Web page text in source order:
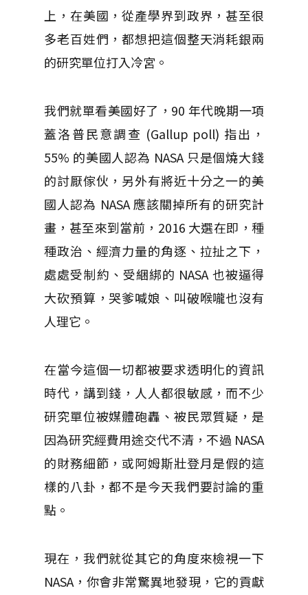
上，在美國，從產學界到政界，甚至很
多老百姓們，都想把這個整天消耗銀兩
的研究單位打入冷宮。
我們就單看美國好了，90 年代晚期一項
蓋洛普民意調查 (Gallup poll) 指出，
55% 的美國人認為 NASA 只是個燒大錢
的討厭傢伙，另外有將近十分之一的美
國人認為 NASA 應該關掉所有的研究計
畫，甚至來到當前，2016 大選在即，種
種政治、經濟力量的角逐、拉扯之下，
處處受制約、受綑綁的 NASA 也被逼得
大砍預算，哭爹喊娘、叫破喉嚨也沒有
人理它。
在當今這個一切都被要求透明化的資訊
時代，講到錢，人人都很敏感，而不少
研究單位被媒體砲轟、被民眾質疑，是
因為研究經費用途交代不清，不過 NASA
的財務細節，或阿姆斯壯登月是假的這
樣的八卦，都不是今天我們要討論的重
點。
現在，我們就從其它的角度來檢視一下
NASA，你會非常驚異地發現，它的貢獻